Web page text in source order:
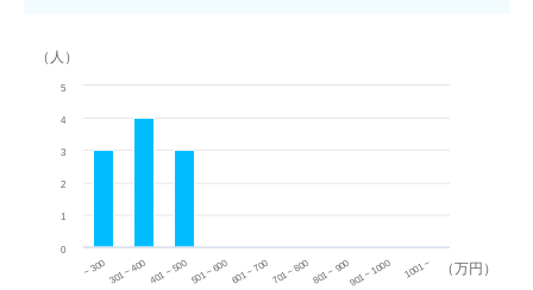
（万円）
（人）
~ 300 301 ~ 400 401 ~ 500501 ~ 600601 ~ 700701 ~ 800801 ~ 900901 ~ 1000 1001 ~
0
1
2
3
4
5